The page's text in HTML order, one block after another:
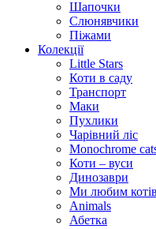
Шапочки
Слюнявчики
Піжами
Колекції
Little Stars
Коти в саду
Транспорт
Маки
Пухлики
Чарівний ліс
Monochrome
Коти – вуси
Динозаври
Ми любим котів
Animals
Абетка